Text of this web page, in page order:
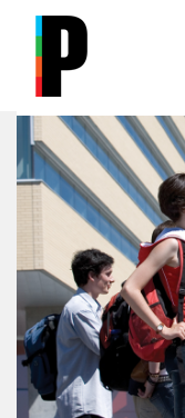
Aller au contenu principal
Programmes